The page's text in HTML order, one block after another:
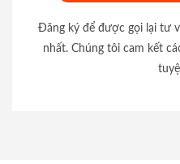
Đăng ký để được gọi lại tư
nhất. Chúng tôi cam kết